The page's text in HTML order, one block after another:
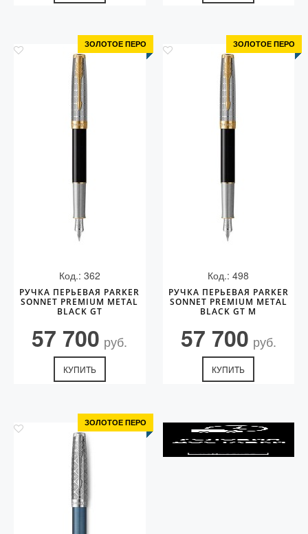
ЗОЛОТОЕ ПЕРО
Код.: 362
РУЧКА ПЕРЬЕВАЯ PARKER
SONNET PREMIUM METAL
BLACK GT
57 700 руб.
КУПИТЬ
ЗОЛОТОЕ ПЕРО
Код.: 498
РУЧКА ПЕРЬЕВАЯ PARKER
SONNET PREMIUM METAL
BLACK GT M
57 700 руб.
КУПИТЬ
ЗОЛОТОЕ ПЕРО